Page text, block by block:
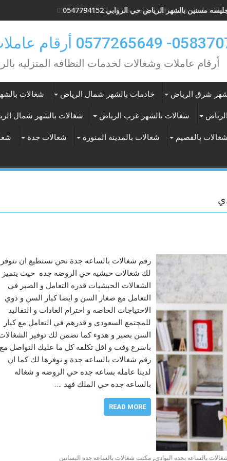
مسنين بالشهر الرياض حي الروابي 0547794152
أرقام عاملات بالشهر
أرقام عاملات وشغالات لخدمات النظافه المنزليه
شرق الرياض خادمات بالشهر شمال الرياض شغالات
شغالات بالشهر غرب الرياض شغالات بالشهر شمال
شغالات بالقصيم شغالات بالمدينة المنورة شغالات جدة
رقم شغالات بالساعه جدة نحن نستطيع ان ننوفر
لك شغالات حبشيه حي الروضه جده حيث يتميز
الشغالات الحبشيات قدره التعامل و الصبر في
التعامل مع صغار السن و ايضا كبار السن و ذوي
الاحتياجات الخاصه و احترام العادات و التقاليد
للمجتمع السعودي و قدرهم في التعامل مع كبار
السن بصبر و هدوء كما نضمن لك توفير
باسرع وقت و اقل تكلفه كل ما عليك التواصل مع
رقم شغالات بالساعه جدة و نوفرها لك كما ان
لدينا عامله بساعه جده حي الروضه و شغاله
بالساعه جده حي الملك فهد .…
READ MORE
بالساعه بجده البوادي, مكتب شغالات بالساعه جده البساتين